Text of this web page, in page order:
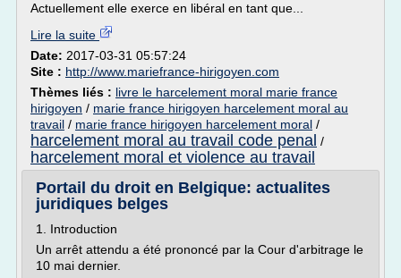
Actuellement elle exerce en libéral en tant que...
Lire la suite
Date: 2017-03-31 05:57:24
Site : http://www.mariefrance-hirigoyen.com
Thèmes liés : livre le harcelement moral marie france
hirigoyen / marie france hirigoyen harcelement moral au
travail / marie france hirigoyen harcelement moral /
harcelement moral au travail code penal /
harcelement moral et violence au travail
Portail du droit en Belgique: actualites
juridiques belges
1. Introduction
Un arrêt attendu a été prononcé par la Cour d'arbitrage le
10 mai dernier.